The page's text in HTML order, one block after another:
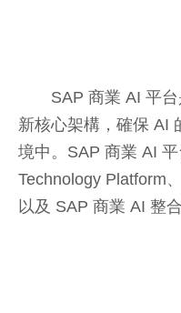
SAP 商業 AI 平台
新核心架構，確保 AI
境中。SAP 商業 AI
Technology Platform
以及 SAP 商業 AI 整